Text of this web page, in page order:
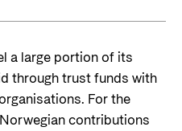
a large portion of its
through trust funds with
For the
contributions